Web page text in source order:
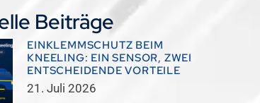
Beiträge
EINKLEMMSCHUTZ BEIM
KNEELING: EIN SENSOR, ZWEI
ENTSCHEIDENDE VORTEILE
21. Juli 2026